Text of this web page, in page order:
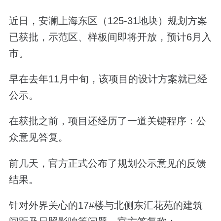
近日，安澜上海东区（125-31地块）规划方案
已获批，示范区、样板间即将开放，预计6月入
市。
早在去年11月中旬，该项目的设计方案就已经
公示。
在获批之前，项目还经历了一道关键程序：公
众意见答复。
前几天，官方正式公布了规划公示意见的反馈
结果。
针对外界关心的17#楼与北侧东汇花苑的建筑